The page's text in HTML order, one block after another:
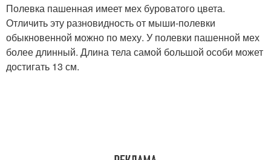
Полевка пашенная имеет мех буроватого цвета.
Отличить эту разновидность от мыши-полевки
обыкновенной можно по меху. У полевки пашенной мех
более длинный. Длина тела самой большой особи может
достигать 13 см.